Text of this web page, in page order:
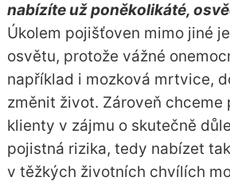
nabízíte už poněkolikáté,
Úkolem pojišťoven mimo jiné
osvětu, protože vážné
například i mozková mrtvice,
změnit život. Zároveň chceme
klienty v zájmu o skutečně
pojistná rizika, tedy nabízet
v těžkých životních chvílích